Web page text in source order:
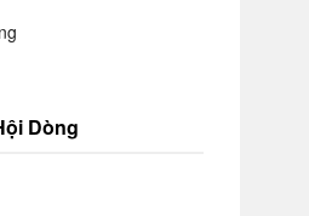
Dòng